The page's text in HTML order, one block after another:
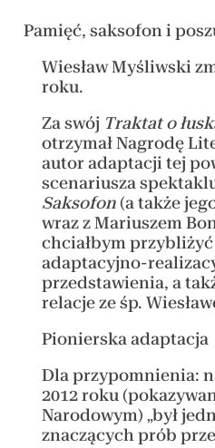
Pamięć, saksofon i
Wiesław Myśliwski
roku.
Za swój Traktat o
otrzymał Nagrodę
autor adaptacji tej
scenariusza
Saksofon(a także
wraz z Mariuszem
chciałbym
adaptacyjno-
przedstawienia, a
relacje ze śp.
Pionierska adaptacja
Dla przypomnienia:
2012 roku
Narodowym) „był
znaczących prób